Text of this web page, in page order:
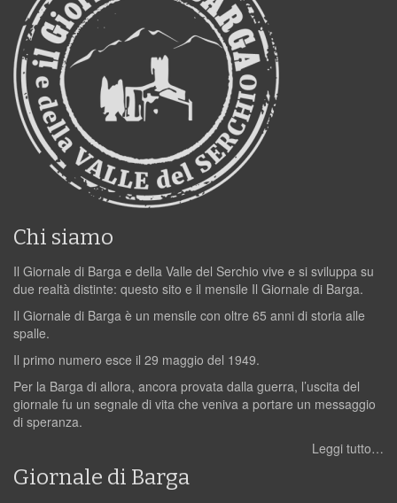
Chi siamo
Il Giornale di Barga e della Valle del Serchio vive e si sviluppa su
due realtà distinte: questo sito e il mensile Il Giornale di Barga.
Il Giornale di Barga è un mensile con oltre 65 anni di storia alle
spalle.
Il primo numero esce il 29 maggio del 1949.
Per la Barga di allora, ancora provata dalla guerra, l’uscita del
giornale fu un segnale di vita che veniva a portare un messaggio
di speranza.
Leggi tutto…
Giornale di Barga